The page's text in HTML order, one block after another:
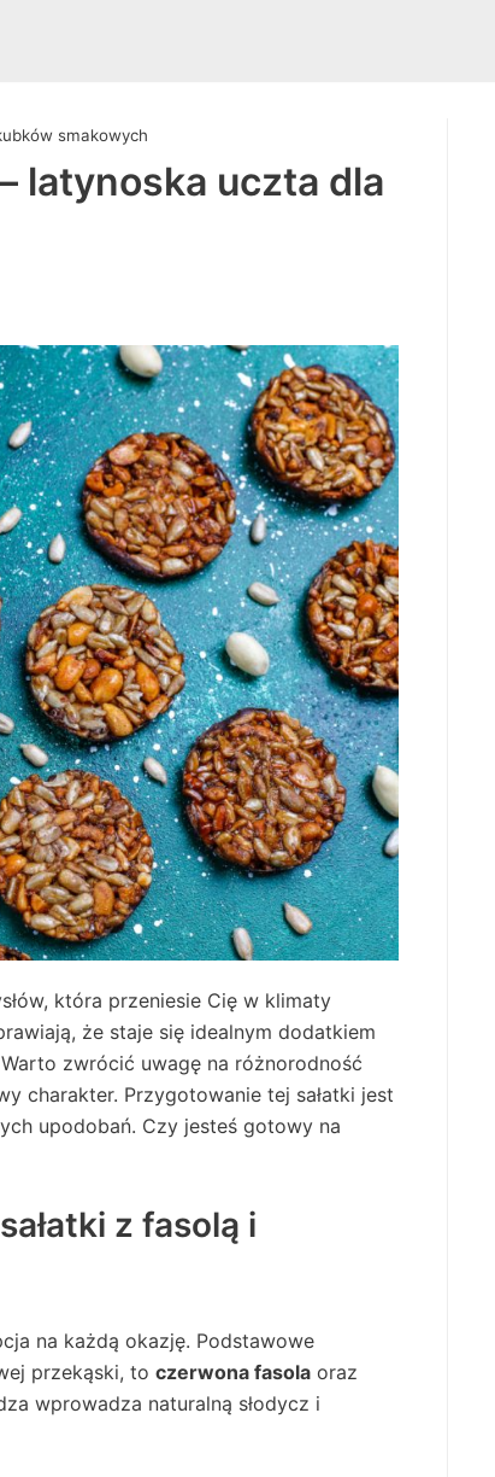
smakowych
latynoska uczta dla
która przeniesie Cię w klimaty
że staje się idealnym dodatkiem
zwrócić uwagę na różnorodność
charakter. Przygotowanie tej sałatki jest
upodobań. Czy jesteś gotowy na
z fasolą i
na każdą okazję. Podstawowe
przekąski, to czerwona fasola oraz
wprowadza naturalną słodycz i